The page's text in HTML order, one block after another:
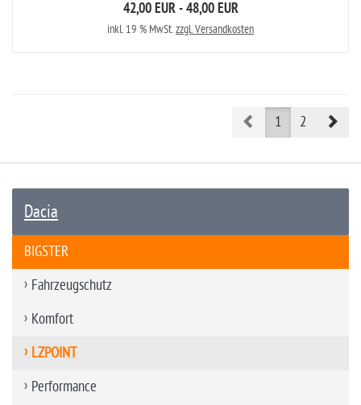
42,00 EUR - 48,00 EUR
inkl. 19 % MwSt.zzgl. Versandkosten
Prev1 2
Dacia
BIGSTER
Fahrzeugschutz
Komfort
LZPOINT
Performance